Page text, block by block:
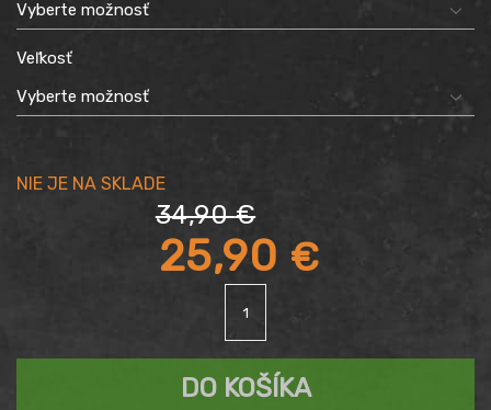
Veľkosť
34,90€
Pôvodná
cena
bola:
25,90 €
Aktuálna
cena
Tričko
THOR
DO KOŠÍKA